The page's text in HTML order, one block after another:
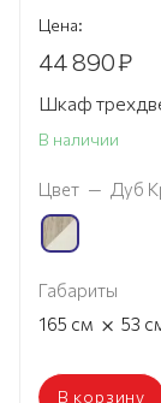
Цена:
44 890₽
Шкаф
В наличии
Цвет — Дуб
Габариты
165 см × 53
В корзину